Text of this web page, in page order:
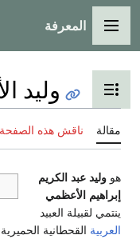
القائمة الرئيسية
المعرفة
تبديل عرض جدول
وليد
مقالة ناقش هذه الصفحة
هو وليد عبد الكريم
إبراهيم الأعظمي
ينتمي لقبيلة العبيد
العربية القحطانية